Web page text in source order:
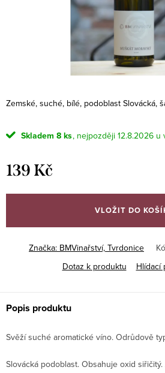
Zemské, suché, bílé, podoblast Slovácká,
Skladem 8 ks 12.8.2026
139 Kč
cena:
VLOŽIT DO
Značka: BMVinařství, Tvrdonice
Dotaz k produktu
Hlídací
Popis produktu
Svěží suché aromatické víno. Odrůdově
Slovácká podoblast. Obsahuje oxid siřičitý.